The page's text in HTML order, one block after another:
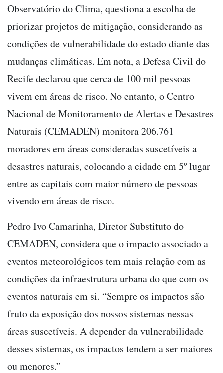
Observatório do Clima, questiona a escolha de
priorizar projetos de mitigação, considerando as
condições de vulnerabilidade do estado diante das
mudanças climáticas. Em nota, a Defesa Civil do
Recife declarou que cerca de 100 mil pessoas
vivem em áreas de risco. No entanto, o Centro
Nacional de Monitoramento de Alertas e Desastres
Naturais (CEMADEN) monitora 206.761
moradores em áreas consideradas suscetíveis a
desastres naturais, colocando a cidade em 5º lugar
entre as capitais com maior número de pessoas
vivendo em áreas de risco.
Pedro Ivo Camarinha, Diretor Substituto do
CEMADEN, considera que o impacto associado a
eventos meteorológicos tem mais relação com as
condições da infraestrutura urbana do que com os
eventos naturais em si. “Sempre os impactos são
fruto da exposição dos nossos sistemas nessas
áreas suscetíveis. A depender da vulnerabilidade
desses sistemas, os impactos tendem a ser maiores
ou menores.”